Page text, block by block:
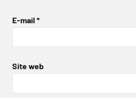
E-mail *
Site web